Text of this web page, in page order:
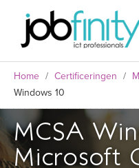
Home / Certificeringen /
Windows 10
MCSA
Microsoft